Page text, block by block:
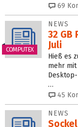
69
COMPUTEX
NEWS
32 GB
Juli
Hieß es
mehr mit
Desktop-
…
45
NEWS